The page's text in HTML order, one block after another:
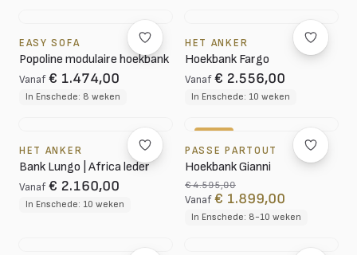
EASY SOFA
Popoline modulaire hoekbank
Vanaf € 1.474,00
In Enschede: 8 weken
HET ANKER
Hoekbank Fargo
Vanaf € 2.556,00
In Enschede: 10 weken
HET ANKER
Bank Lungo | Africa leder
Vanaf € 2.160,00
In Enschede: 10 weken
PASSE PARTOUT
Hoekbank Gianni
€ 4.595,00
Vanaf € 1.899,00
In Enschede: 8-10 weken